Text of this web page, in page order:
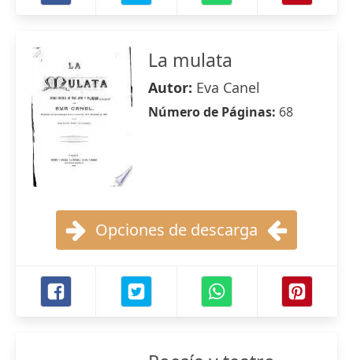
La mulata
Autor: Eva Canel
Número de Páginas: 68
Opciones de descarga